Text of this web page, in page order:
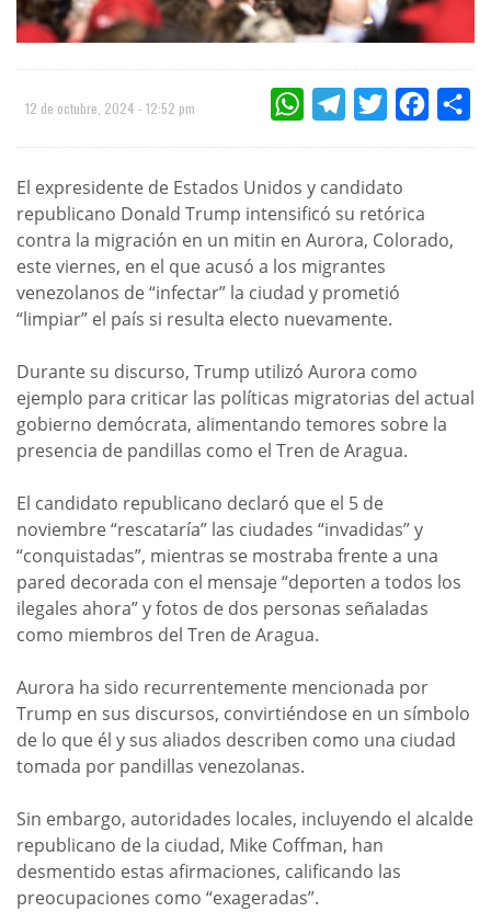
12 de octubre, 2024 - 12:52 pm WHATSAPPTELEGRAMTWITTER
El expresidente de Estados Unidos y candidato
republicano Donald Trump intensificó su retórica
contra la migración en un mitin en Aurora, Colorado,
este viernes, en el que acusó a los migrantes
venezolanos de “infectar” la ciudad y prometió
“limpiar” el país si resulta electo nuevamente.
Durante su discurso, Trump utilizó Aurora como
ejemplo para criticar las políticas migratorias del actual
gobierno demócrata, alimentando temores sobre la
presencia de pandillas como el Tren de Aragua.
El candidato republicano declaró que el 5 de
noviembre “rescataría” las ciudades “invadidas” y
“conquistadas”, mientras se mostraba frente a una
pared decorada con el mensaje “deporten a todos los
ilegales ahora” y fotos de dos personas señaladas
como miembros del Tren de Aragua.
Aurora ha sido recurrentemente mencionada por
Trump en sus discursos, convirtiéndose en un símbolo
de lo que él y sus aliados describen como una ciudad
tomada por pandillas venezolanas.
Sin embargo, autoridades locales, incluyendo el alcalde
republicano de la ciudad, Mike Coffman, han
desmentido estas afirmaciones, calificando las
preocupaciones como “exageradas”.